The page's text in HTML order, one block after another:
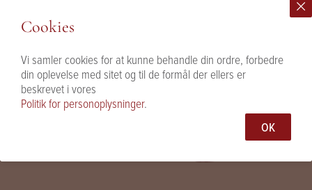
Cookies
Vi samler cookies for at kunne behandle din ordre, forbedre
din oplevelse med sitet og til de formål der ellers er
beskrevet i vores
Politik for personoplysninger.
OK